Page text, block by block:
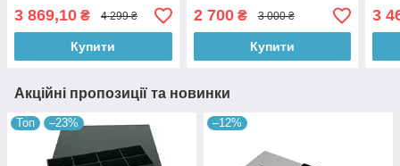
3 869,10 ₴ 4 299 ₴
Купити
2 700₴ 3 000 ₴
Купити
3
Акційні пропозиції та новинки
Топ –23% –12%